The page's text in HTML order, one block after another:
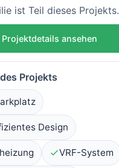
ist Teil dieses Projekts.
Projektdetails ansehen
Projekts
Design
VRF-System